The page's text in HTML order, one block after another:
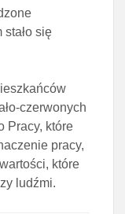
się
czerwonych
Pracy, które
pracy,
które
ludźmi.